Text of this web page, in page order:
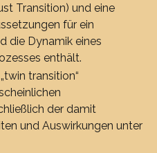
Transition) und eine
für ein
die Dynamik eines
enthält.
transition“
der damit
und Auswirkungen unter